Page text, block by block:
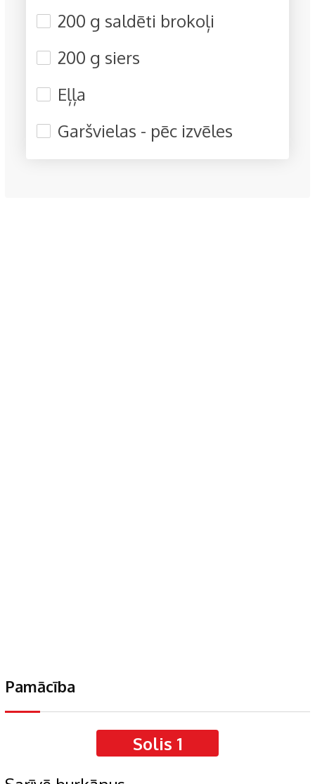
200 g saldēti brokoļi
200 g siers
Eļļa
Garšvielas - pēc izvēles
Pamācība
Solis 1